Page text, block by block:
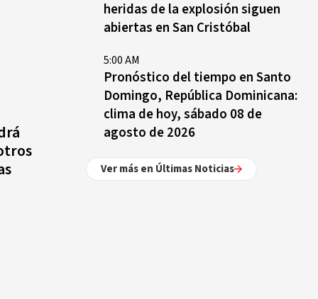
heridas de la explosión siguen
abiertas en San Cristóbal
5:00 AM
Pronóstico del tiempo en Santo
Domingo, República Dominicana:
clima de hoy, sábado 08 de
agosto de 2026
Ver más en Últimas Noticias